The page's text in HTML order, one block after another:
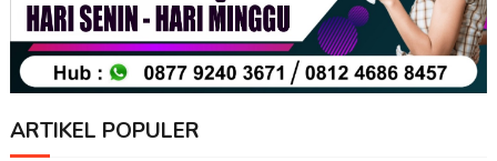
ARTIKEL POPULER